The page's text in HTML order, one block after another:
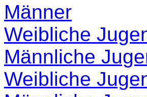
Männer
Weibliche
Männliche
Weibliche